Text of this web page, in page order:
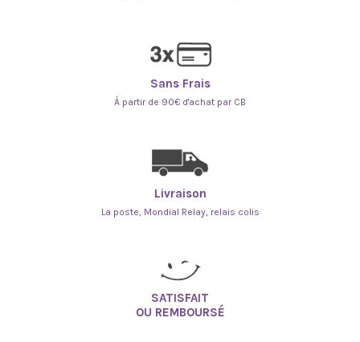
Sans Frais
À partir de 90€ d'achat par CB
Livraison
La poste, Mondial Relay, relais colis
SATISFAIT
OU REMBOURSÉ